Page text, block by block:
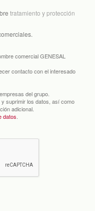
tratamiento y protección
comercial GENESAL
contacto con el interesado
del grupo.
suprimir los datos, así como
adicional.
datos.